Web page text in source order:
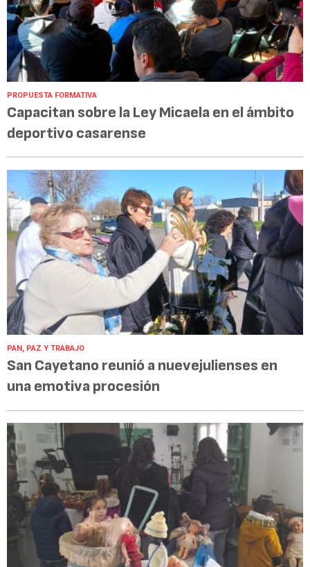
PROPUESTA FORMATIVA
Capacitan sobre la Ley Micaela en el ámbito
deportivo casarense
PAN, PAZ Y TRABAJO
San Cayetano reunió a nuevejulienses en
una emotiva procesión